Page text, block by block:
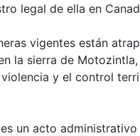
legal de ella en
vigentes están
la sierra de
y el control
es un acto